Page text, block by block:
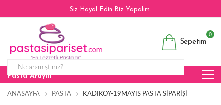
Siz Hayal Edin Biz Yapalım.
Sepetim
0
Pasta Arayın
ANASAYFA PASTA KADIKÖY-19MAYIS PASTA SIPARIŞI